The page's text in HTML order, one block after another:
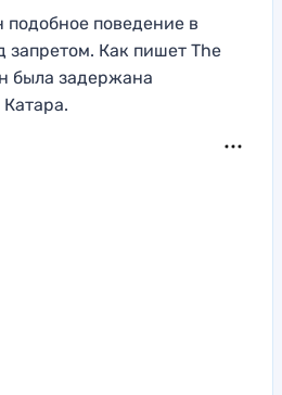
поведение в
запретом. Как пишет The
была задержана